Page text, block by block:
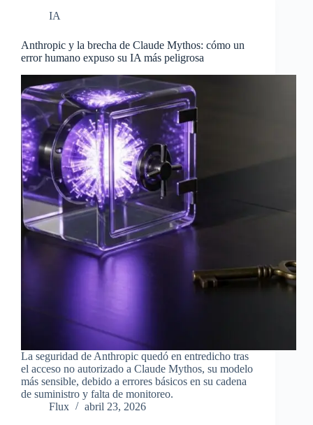
IA
Anthropic y la brecha de Claude Mythos: cómo un
error humano expuso su IA más peligrosa
La seguridad de Anthropic quedó en entredicho tras
el acceso no autorizado a Claude Mythos, su modelo
más sensible, debido a errores básicos en su cadena
de suministro y falta de monitoreo.
Flux
abril 23, 2026